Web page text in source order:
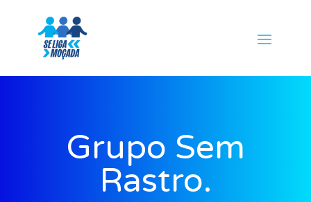
Grupo Sem
Rastro.